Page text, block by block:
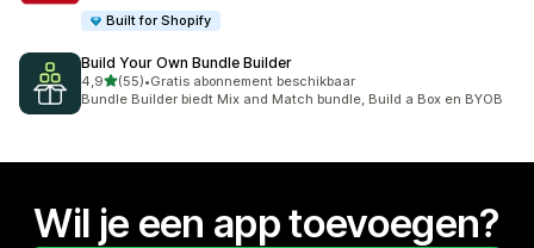
Built for Shopify
Build Your Own Bundle Builder
4,9van 5 sterren
(55)
55 recensies in totaal
•Gratis abonnement beschikbaar
Bundle Builder biedt Mix and Match bundle, Build a Box en BYOB
Wil je een app toevoegen?